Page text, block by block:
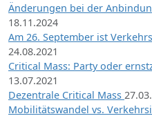
Änderungen bei der
18.11.2024
Am 26. September ist
24.08.2021
Critical Mass: Party oder
13.07.2021
Dezentrale Critical Mass
Mobilitätswandel vs.